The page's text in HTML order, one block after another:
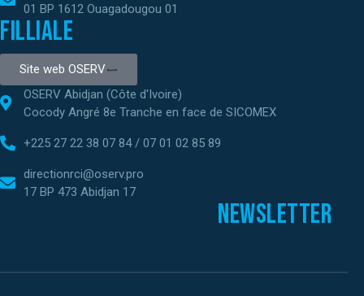
01 BP 1612 Ouagadougou 01
Filliale
Site web OSERV
OSERV Abidjan (Côte d'Ivoire)
Cocody Angré 8e Tranche en face de SICOMEX
+225 27 22 38 07 84 / 07 01 02 85 89
directionrci@oserv.pro
17 BP 473 Abidjan 17
Newsletter